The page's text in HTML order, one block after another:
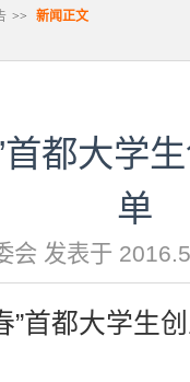
>> 新闻正文
首都大学
单
会 发表于
”首都大学生